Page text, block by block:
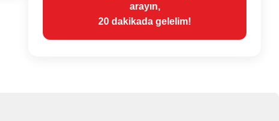
arayın,
20 dakikada gelelim!